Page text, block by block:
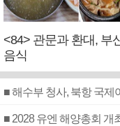
<84> 관문과 환대, 부
음식
■ 해수부 청사, 북항 국제
■ 2028 유엔 해양총회 개